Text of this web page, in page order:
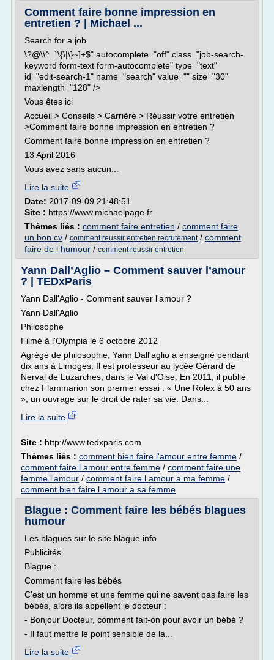
Comment faire bonne impression en
entretien ? | Michael ...
Search for a job
\?@\\^_`\{\|\}~]+$" autocomplete="off" class="job-search-
keyword form-text form-autocomplete" type="text"
id="edit-search-1" name="search" value="" size="30"
maxlength="128" />
Vous êtes ici
Accueil > Conseils > Carrière > Réussir votre entretien
>Comment faire bonne impression en entretien ?
Comment faire bonne impression en entretien ?
13 April 2016
Vous avez sans aucun...
Lire la suite
Date: 2017-09-09 21:48:51
Site : https://www.michaelpage.fr
Thèmes liés : comment faire entretien / comment faire
un bon cv / comment reussir entretien recrutement/ comment
faire de l humour / comment reussir entretien
Yann Dall’Aglio – Comment sauver l’amour
? | TEDxParis
Yann Dall'Aglio - Comment sauver l'amour ?
Yann Dall'Aglio
Philosophe
Filmé à l'Olympia le 6 octobre 2012
Agrégé de philosophie, Yann Dall'aglio a enseigné pendant
dix ans à Limoges. Il est professeur au lycée Gérard de
Nerval de Luzarches, dans le Val d'Oise. En 2011, il publie
chez Flammarion son premier essai : « Une Rolex à 50 ans
», un ouvrage sur le droit de rater sa vie. Dans...
Lire la suite
Site : http://www.tedxparis.com
Thèmes liés : comment bien faire l'amour entre femme /
comment faire l amour entre femme / comment faire une
femme l'amour / comment faire l amour a ma femme /
comment bien faire l amour a sa femme
Blague : Comment faire les bébés blagues
humour
Les blagues sur le site blague.info
Publicités
Blague :
Comment faire les bébés
C'est un homme et une femme qui ne savent pas faire les
bébés, alors ils appellent le docteur :
- Bonjour Docteur, comment fait-on pour avoir un bébé ?
- Il faut mettre le point sensible de la...
Lire la suite